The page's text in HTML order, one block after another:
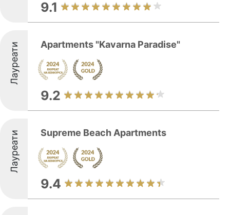
9.1
Лауреати Apartments "Kavarna Paradise"
9.2
Лауреати Supreme Beach Apartments
9.4